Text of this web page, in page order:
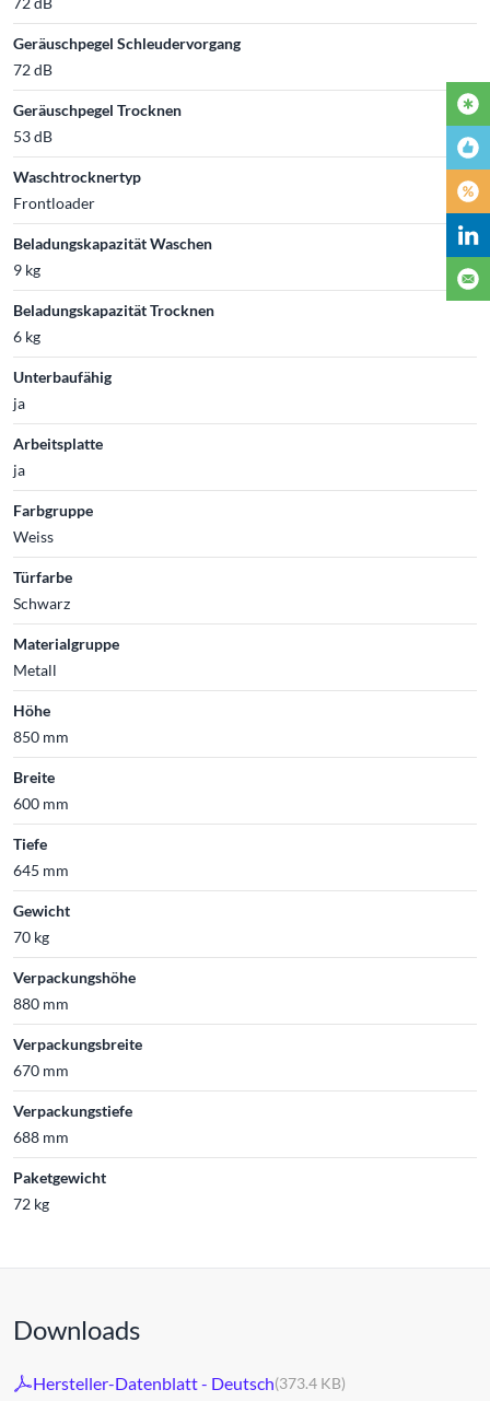
Geräuschpegel Schleudervorgang
72 dB
Geräuschpegel Trocknen
53 dB
Waschtrocknertyp
Frontloader
Beladungskapazität Waschen
9 kg
Beladungskapazität Trocknen
6 kg
Unterbaufähig
ja
Arbeitsplatte
ja
Farbgruppe
Weiss
Türfarbe
Schwarz
Materialgruppe
Metall
Höhe
850 mm
Breite
600 mm
Tiefe
645 mm
Gewicht
70 kg
Verpackungshöhe
880 mm
Verpackungsbreite
670 mm
Verpackungstiefe
688 mm
Paketgewicht
72 kg
Downloads
Hersteller-Datenblatt - Deutsch(373.4 KB)